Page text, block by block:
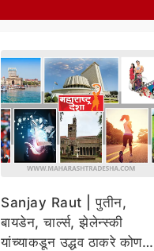
Sanjay Raut | पुतीन,
बायडेन, चार्ल्स, झेलेन्स्की
यांच्याकडून उद्धव ठाकरे कोण